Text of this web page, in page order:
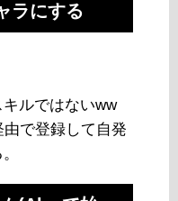
ラにする
ルではないww
で登録して自発